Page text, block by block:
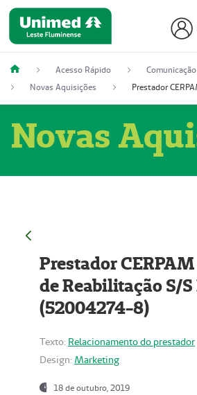
Acesso Rápido
Comunicação
Novas Aquisições
Novas
Prestador
de Reabilitação S/
(52004274-8)
Texto: Relacionamento do prestador
Design: Marketing
18 de outubro, 2019